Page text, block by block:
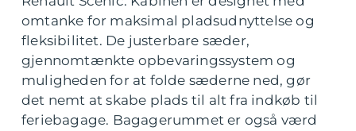
omtanke for maksimal pladsudnyttelse og
fleksibilitet. De justerbare sæder,
gjennomtænkte opbevaringssystem og
muligheden for at folde sæderne ned, gør
det nemt at skabe plads til alt fra indkøb til
feriebagage. Bagagerummet er også værd